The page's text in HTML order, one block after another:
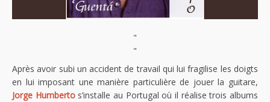
"
"
Après avoir subi un accident de travail qui lui fragilise les doigts
en lui imposant une manière particulière de jouer la guitare,
Jorge Humbertos’installe au Portugal où il réalise trois albums